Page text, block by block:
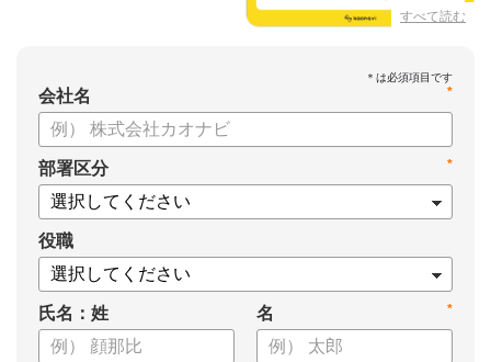
すべて読む
・リスキリングに取り組むメリット
・リスキリングの問題とその解決方法
*
会社名
*
部署区分
役職
氏名：姓 *
名